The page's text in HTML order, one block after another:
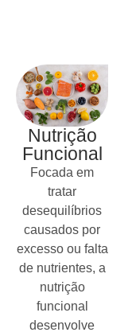
Nutrição
Funcional
Focada em
tratar
desequilíbrios
causados por
excesso ou falta
de nutrientes, a
nutrição
funcional
desenvolve